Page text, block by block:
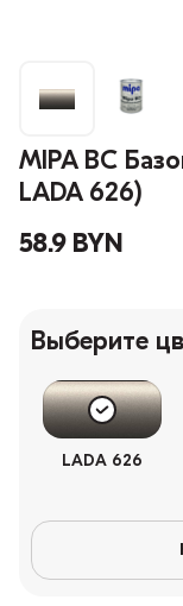
MIPA BC
LADA 626)
58.9 BYN
Выберите
LADA 626